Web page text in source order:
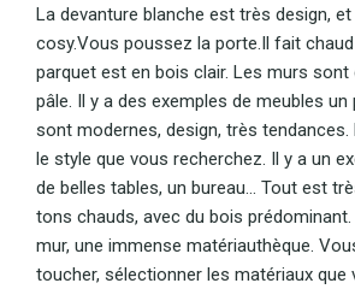
La devanture blanche est très design, et
cosy.Vous poussez la porte.Il fait chaud
parquet est en bois clair. Les murs sont
pâle. Il y a des exemples de meubles un
sont modernes, design, très tendances.
le style que vous recherchez. Il y a un
de belles tables, un bureau... Tout est
tons chauds, avec du bois prédominant.
mur, une immense matériauthèque.
toucher, sélectionner les matériaux que